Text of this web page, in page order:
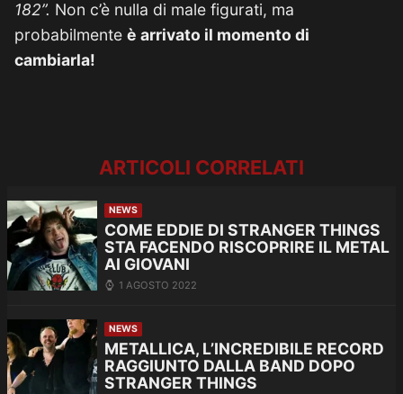
182”. Non c’è nulla di male figurati, ma
probabilmente è arrivato il momento di
cambiarla!
ARTICOLI CORRELATI
NEWS
COME EDDIE DI STRANGER THINGS
STA FACENDO RISCOPRIRE IL METAL
AI GIOVANI
1 AGOSTO 2022
NEWS
METALLICA, L’INCREDIBILE RECORD
RAGGIUNTO DALLA BAND DOPO
STRANGER THINGS